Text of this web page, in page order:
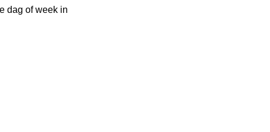
dag of week in